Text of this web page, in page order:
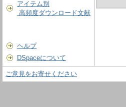
アイテム別
高頻度ダウンロード文献
ヘルプ
DSpaceについて
ご意見をお寄せください